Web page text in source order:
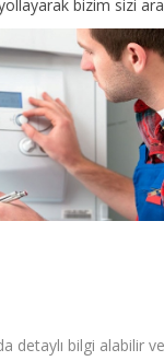
bizim sizi
detaylı bilgi alabilir